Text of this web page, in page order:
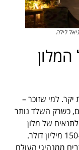
לילה
יקר. למי שזוכר –
כשרק השלד נותר
של מלון
מודרני. עלות ההשקעה בפרויקט עמדה על כ-150 מיליון דולר.
ממנהיגי העולם